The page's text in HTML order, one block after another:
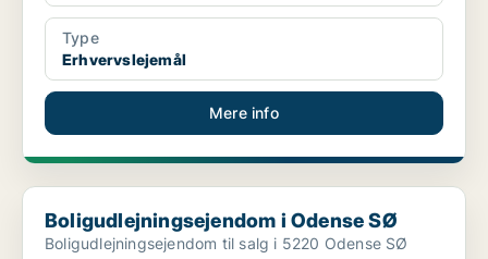
Type
Erhvervslejemål
Mere info
Boligudlejningsejendom i Odense SØ
Boligudlejningsejendom i Odense SØ
Boligudlejningsejendom til salg i 5220 Odense SØ